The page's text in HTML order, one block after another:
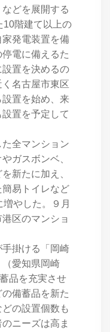
どを展開する
10階建て以上の
発電装置を備
電に備えるた
置を決めるの
名古屋市東区
置を始め、来
置を予定して
全マンション
ガスボンベ、
新たに加え、
易トイレなど
やした。９月
区のマンショ
掛ける「岡崎
愛知県岡崎
品を充実させ
備蓄品を新た
の設置個数も
ニーズは高ま